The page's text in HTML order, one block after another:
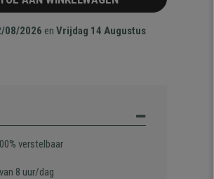
08/2026 enVrijdag 14 Augustus
verstelbaar
8 uur/dag